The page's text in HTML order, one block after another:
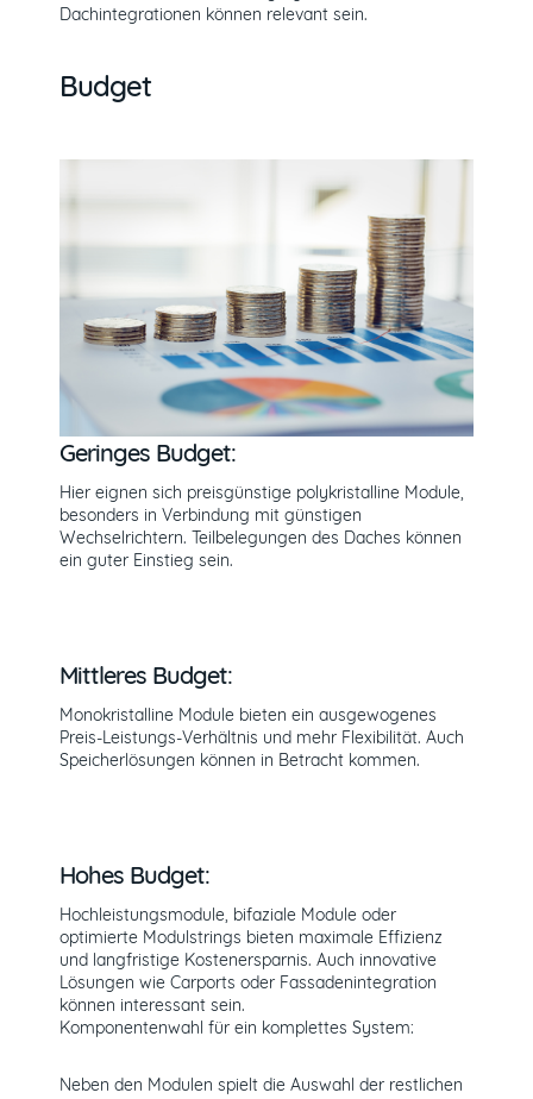
Dachintegrationen können relevant sein.
Budget
Geringes Budget:
Hier eignen sich preisgünstige polykristalline Module,
besonders in Verbindung mit günstigen
Wechselrichtern. Teilbelegungen des Daches können
ein guter Einstieg sein.
Mittleres Budget:
Monokristalline Module bieten ein ausgewogenes
Preis-Leistungs-Verhältnis und mehr Flexibilität. Auch
Speicherlösungen können in Betracht kommen.
Hohes Budget:
Hochleistungsmodule, bifaziale Module oder
optimierte Modulstrings bieten maximale Effizienz
und langfristige Kostenersparnis. Auch innovative
Lösungen wie Carports oder Fassadenintegration
können interessant sein.
Komponentenwahl für ein komplettes System:
Neben den Modulen spielt die Auswahl der restlichen